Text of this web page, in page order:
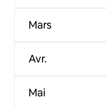
Mars
Avr.
Mai